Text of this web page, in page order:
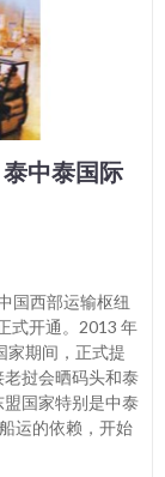
中泰国际
国西部运输枢纽
式开通。2013 年
家期间，正式提
挝会晒码头和泰
国家特别是中泰
运的依赖，开始